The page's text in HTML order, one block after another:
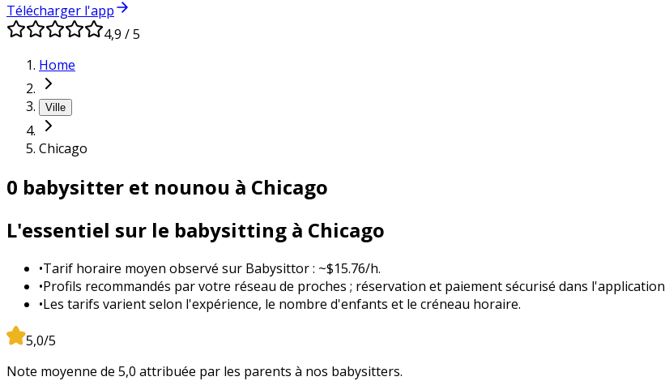
Télécharger l'app
4,9 / 5
Home
Ville
Chicago
0 babysitter et nounou à Chicago
L'essentiel sur le babysitting à Chicago
•Tarif horaire moyen observé sur Babysittor : ~$15.76/h.
•Profils recommandés par votre réseau de proches ; réservation et paiement sécurisé dans
•Les tarifs varient selon l'expérience, le nombre d'enfants et le créneau horaire.
5,0/5
Note moyenne de 5,0 attribuée par les parents à nos babysitters.